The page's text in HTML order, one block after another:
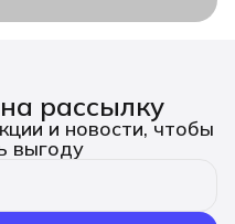
рассылку
и новости, чтобы
выгоду